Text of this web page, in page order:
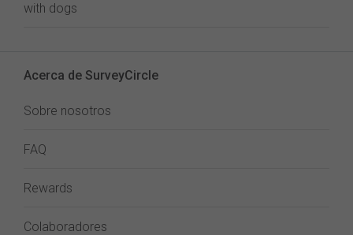
with dogs
Acerca de SurveyCircle
Sobre nosotros
FAQ
Rewards
Colaboradores